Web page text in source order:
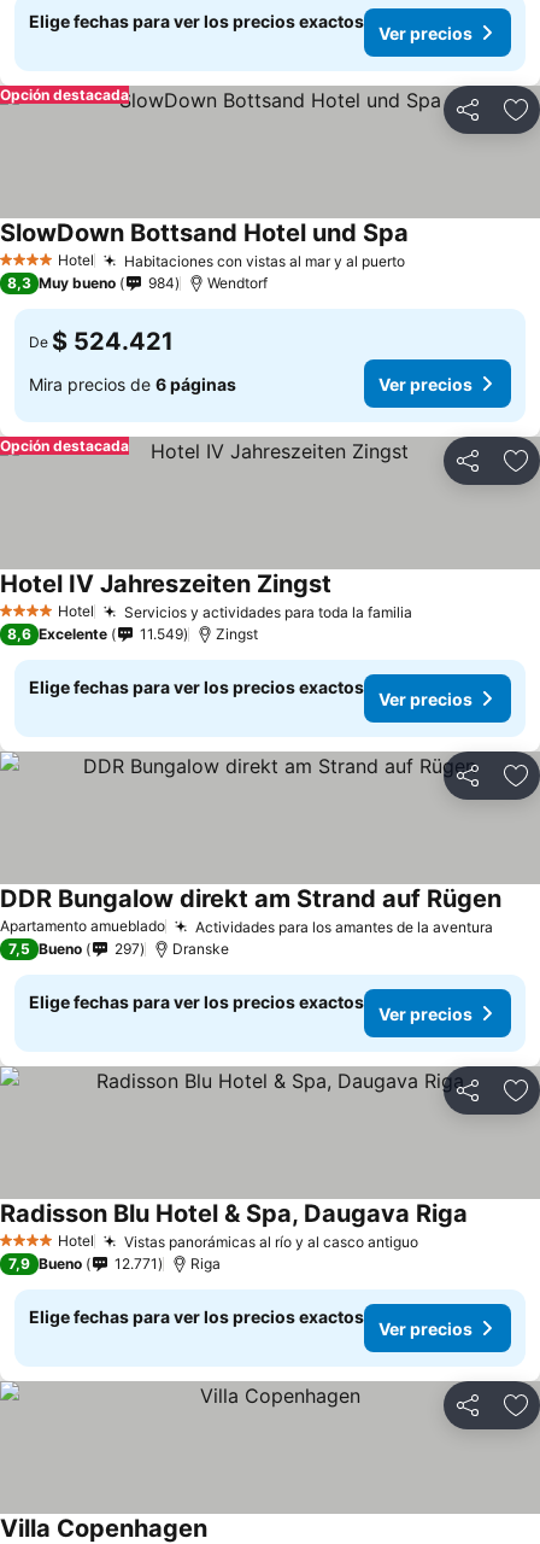
Elige fechas para ver los precios exactos
Ver precios
Compartir
Opción destacada
4 EstrellasHotel Habitaciones con vistas al mar y al puerto
SlowDown Bottsand Hotel und Spa
8,3 Muy bueno 984 Wendtorf
De $ 524.421
Mira precios de 6 páginas Ver precios
Compartir
Opción destacada
4 EstrellasHotel Servicios y actividades para toda la familia
Hotel IV Jahreszeiten Zingst
8,6 Excelente 11.549 Zingst
Elige fechas para ver los precios exactos
Ver precios
Compartir
Apartamento amueblado Actividades para los amantes de la aventura
DDR Bungalow direkt am Strand auf Rügen
7,5 Bueno 297 Dranske
Elige fechas para ver los precios exactos
Ver precios
Compartir
4 EstrellasHotel Vistas panorámicas al río y al casco antiguo
Radisson Blu Hotel & Spa, Daugava Riga
7,9 Bueno 12.771 Riga
Elige fechas para ver los precios exactos
Ver precios
Compartir
Villa Copenhagen